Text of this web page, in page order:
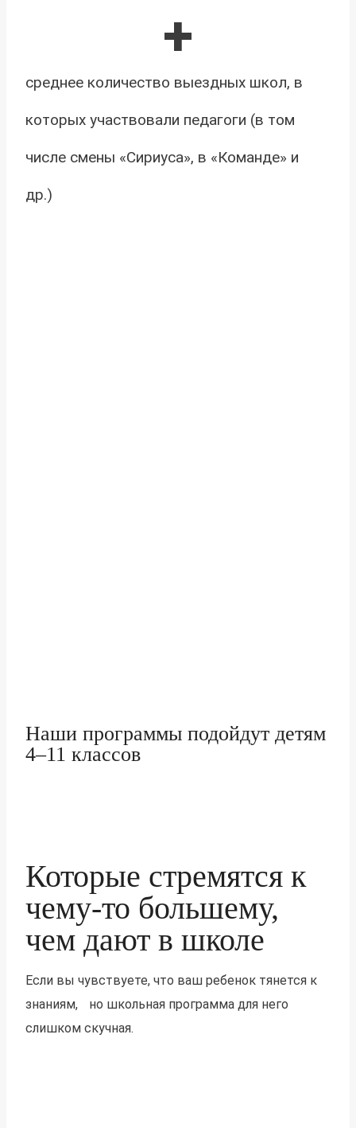
среднее количество выездных школ, в
которых участвовали педагоги (в том
числе смены «Сириуса», в «Команде» и
др.)
+
Наши программы подойдут детям
4–11 классов
Которые стремятся к
чему-то большему,
чем дают в школе
Если вы чувствуете, что ваш ребенок тянется к
знаниям, но школьная программа для него
слишком скучная.